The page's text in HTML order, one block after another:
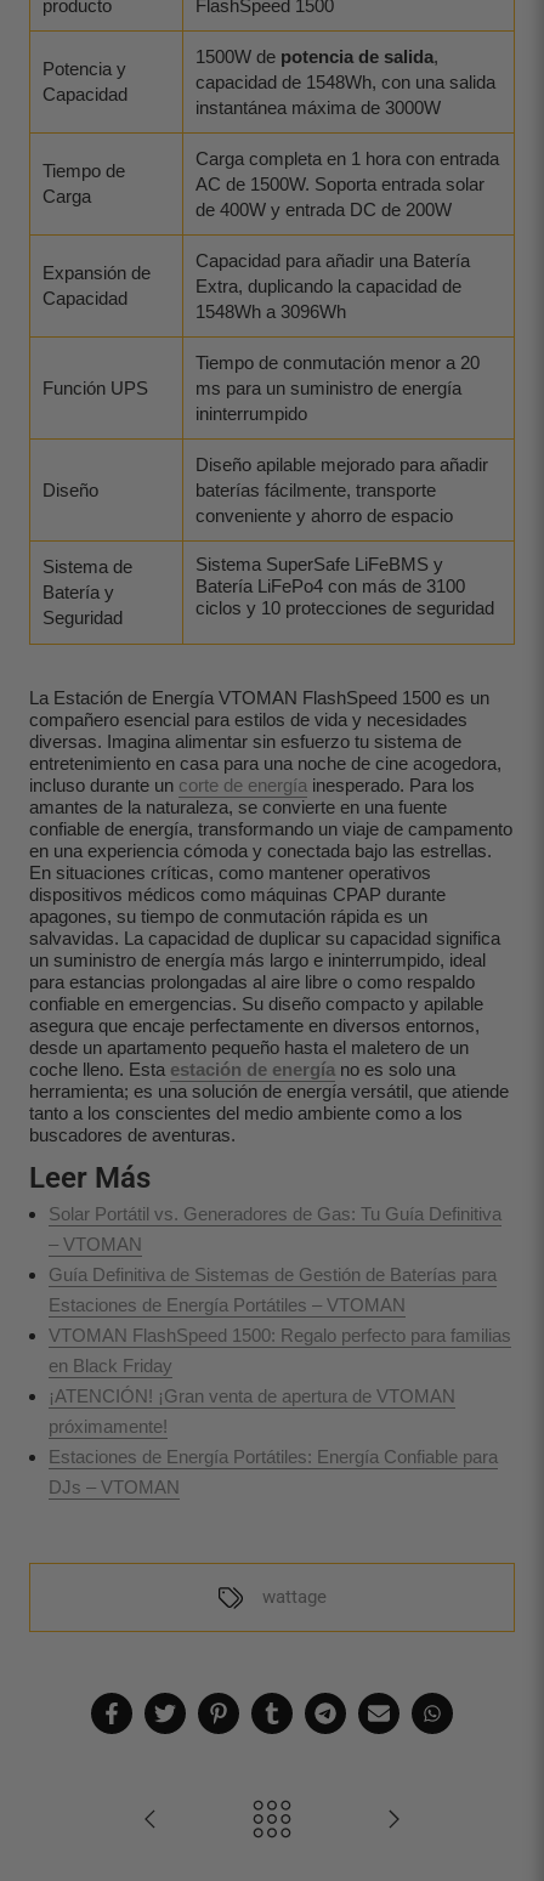
producto FlashSpeed 1500
Potencia y
Capacidad
1500W de potencia de salida,
capacidad de 1548Wh, con una salida
instantánea máxima de 3000W
Tiempo de
Carga
Carga completa en 1 hora con entrada
AC de 1500W. Soporta entrada solar
de 400W y entrada DC de 200W
Expansión de
Capacidad
Capacidad para añadir una Batería
Extra, duplicando la capacidad de
1548Wh a 3096Wh
Función UPS
Tiempo de conmutación menor a 20
ms para un suministro de energía
ininterrumpido
Diseño
Diseño apilable mejorado para añadir
baterías fácilmente, transporte
conveniente y ahorro de espacio
Sistema de
Batería y
Seguridad
Sistema SuperSafe LiFeBMS y
Batería LiFePo4 con más de 3100
ciclos y 10 protecciones de seguridad
La Estación de Energía VTOMAN FlashSpeed 1500 es un
compañero esencial para estilos de vida y necesidades
diversas. Imagina alimentar sin esfuerzo tu sistema de
entretenimiento en casa para una noche de cine acogedora,
incluso durante un corte de energía inesperado. Para los
amantes de la naturaleza, se convierte en una fuente
confiable de energía, transformando un viaje de campamento
en una experiencia cómoda y conectada bajo las estrellas.
En situaciones críticas, como mantener operativos
dispositivos médicos como máquinas CPAP durante
apagones, su tiempo de conmutación rápida es un
salvavidas. La capacidad de duplicar su capacidad significa
un suministro de energía más largo e ininterrumpido, ideal
para estancias prolongadas al aire libre o como respaldo
confiable en emergencias. Su diseño compacto y apilable
asegura que encaje perfectamente en diversos entornos,
desde un apartamento pequeño hasta el maletero de un
coche lleno. Esta estación de energía no es solo una
herramienta; es una solución de energía versátil, que atiende
tanto a los conscientes del medio ambiente como a los
buscadores de aventuras.
Leer Más
Solar Portátil vs. Generadores de Gas: Tu Guía Definitiva
– VTOMAN
Guía Definitiva de Sistemas de Gestión de Baterías para
Estaciones de Energía Portátiles – VTOMAN
VTOMAN FlashSpeed 1500: Regalo perfecto para familias
en Black Friday
¡ATENCIÓN! ¡Gran venta de apertura de VTOMAN
próximamente!
Estaciones de Energía Portátiles: Energía Confiable para
DJs – VTOMAN
wattage